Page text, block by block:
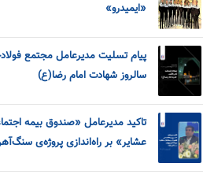
«ایمیدرو»
پیام‌ ‌تسلیت مدیرعامل مجتمع
سالروز شهادت امام‌ رضا(ع)
تاکید مدیرعامل «صندوق بیمه‌
عشایر» بر راه‌اندازی پروژه‌ی